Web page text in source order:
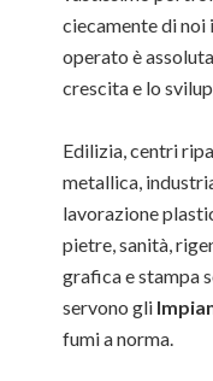
ciecamente di noi
operato è
crescita e lo
Edilizia, centri
metallica,
lavorazione
pietre, sanità,
grafica e stampa
servono gli
fumi a norma.